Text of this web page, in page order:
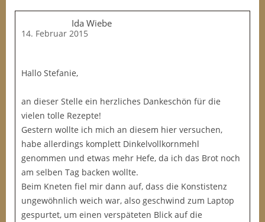
Ida Wiebe
14. Februar 2015
Hallo Stefanie,
an dieser Stelle ein herzliches Dankeschön für die
vielen tolle Rezepte!
Gestern wollte ich mich an diesem hier versuchen,
habe allerdings komplett Dinkelvollkornmehl
genommen und etwas mehr Hefe, da ich das Brot noch
am selben Tag backen wollte.
Beim Kneten fiel mir dann auf, dass die Konstistenz
ungewöhnlich weich war, also geschwind zum Laptop
gespurtet, um einen verspäteten Blick auf die